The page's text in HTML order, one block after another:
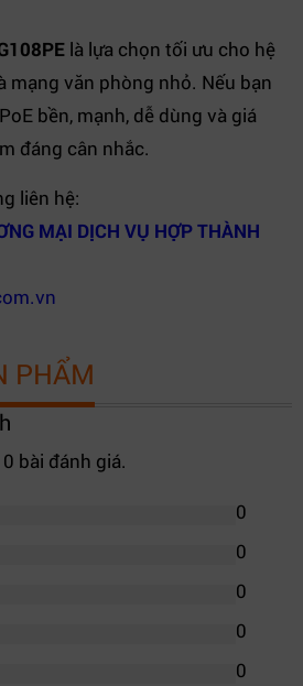
là lựa chọn tối ưu cho hệ
mạng văn phòng nhỏ. Nếu bạn
bền, mạnh, dễ dùng và giá
đáng cân nhắc.
liên hệ:
MẠI DỊCH VỤ HỢP THÀNH
PHẨM
bài đánh giá.
0
0
0
0
0